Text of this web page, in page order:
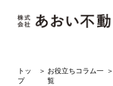
トッ
プ
＞ お役立ちコラム一
覧
＞